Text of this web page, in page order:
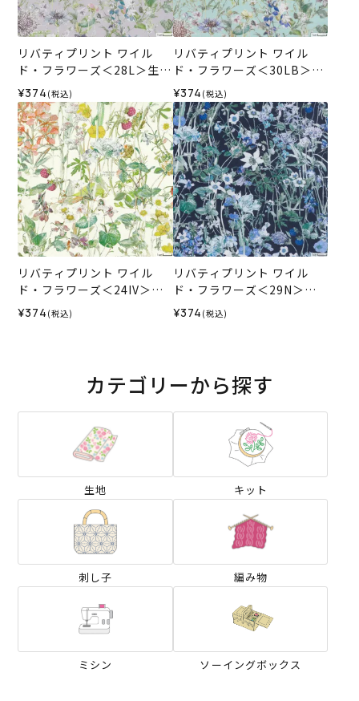
リバティプリント ワイル
ド・フラワーズ＜28L＞生地
（ホビーラホビーレオリジ
ナル）2026SS
¥374 (税込)
リバティプリント ワイル
ド・フラワーズ＜30LB＞生
地 （ホビーラホビーレオリ
ジナル）2026SS
¥374 (税込)
リバティプリント ワイル
ド・フラワーズ＜24IV＞生
地 （ホビーラホビーレオリ
ジナル）2025SS
¥374 (税込)
リバティプリント ワイル
ド・フラワーズ＜29N＞生
地 （ホビーラホビーレオリ
ジナル）2026SS
¥374 (税込)
カテゴリーから探す
生地 キット
刺し子 編み物
ミシン ソーイングボックス